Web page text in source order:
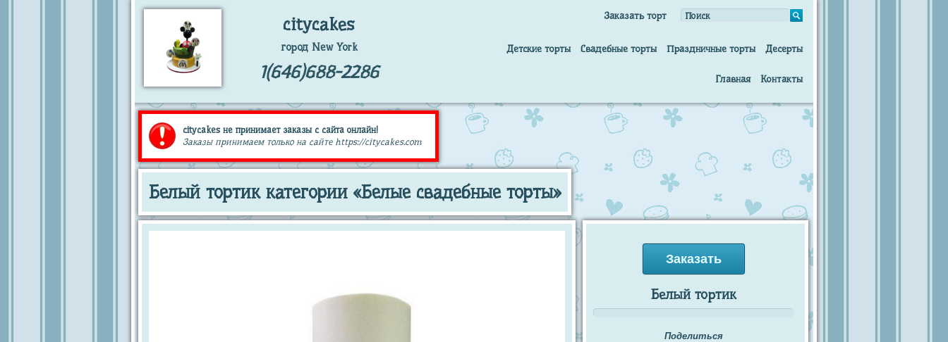
citycakes
город New York
1(646)688-2286
Заказать торт
Детские торты Свадебные торты Праздничные торты Десерты
Главная Контакты
citycakes не принимает заказы с сайта онлайн!
Заказы принимаем только на сайте https://citycakes.com
Белый тортик категории «Белые свадебные торты»
Заказать
Белый тортик
Поделиться